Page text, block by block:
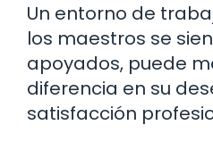
Un entorno de
los maestros se
apoyados, puede
diferencia en su
satisfacción